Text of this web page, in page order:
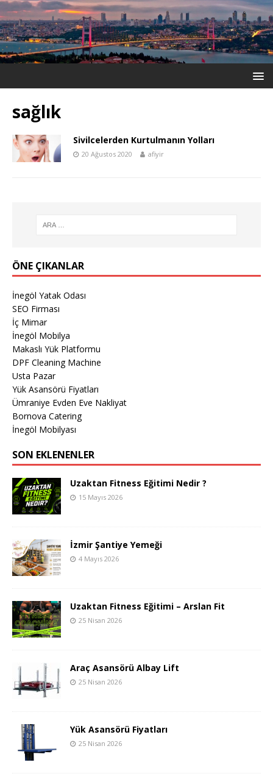
sağlık
Sivilcelerden Kurtulmanın Yolları
20 Ağustos 2020 afiyir
ÖNE ÇIKANLAR
İnegöl Yatak Odası
SEO Firması
İç Mimar
İnegöl Mobilya
Makaslı Yük Platformu
DPF Cleaning Machine
Usta Pazar
Yük Asansörü Fiyatları
Ümraniye Evden Eve Nakliyat
Bornova Catering
İnegöl Mobilyası
SON EKLENENLER
Uzaktan Fitness Eğitimi Nedir ?
15 Mayıs 2026
İzmir Şantiye Yemeği
4 Mayıs 2026
Uzaktan Fitness Eğitimi – Arslan Fit
25 Nisan 2026
Araç Asansörü Albay Lift
25 Nisan 2026
Yük Asansörü Fiyatları
25 Nisan 2026